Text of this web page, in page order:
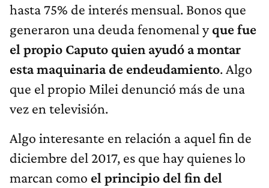
hasta 75% de interés mensual. Bonos que
generaron una deuda fenomenal yque fue
el propio Caputo quien ayudó a montar
esta maquinaria de endeudamiento. Algo
que el propio Milei denunció más de una
vez en televisión.
Algo interesante en relación a aquel fin de
diciembre del 2017, es que hay quienes lo
marcan como el principio del fin del